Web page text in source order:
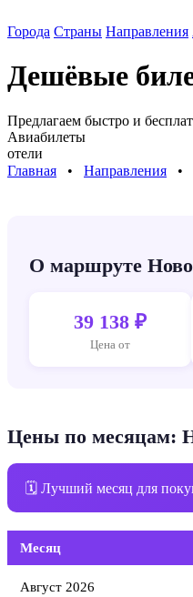
Города Страны Направления
Дешёвые
Предлагаем быстро и
Авиабилеты
отели
Главная ⠀•⠀ Направления ⠀•⠀
О маршруте
39 138 ₽
Цена от
Цены по месяцам:
🗓 Лучший месяц для
Месяц
Август 2026